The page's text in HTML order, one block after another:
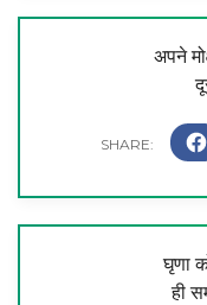
अपने
घृणा
ही